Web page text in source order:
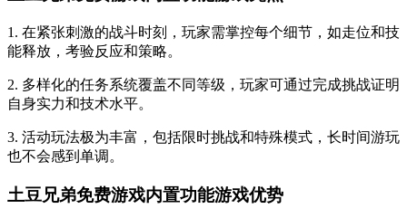
1. 在紧张刺激的战斗时刻，玩家需掌控每个细节，如走位和技
能释放，考验反应和策略。
2. 多样化的任务系统覆盖不同等级，玩家可通过完成挑战证明
自身实力和技术水平。
3. 活动玩法极为丰富，包括限时挑战和特殊模式，长时间游玩
也不会感到单调。
土豆兄弟免费游戏内置功能游戏优势